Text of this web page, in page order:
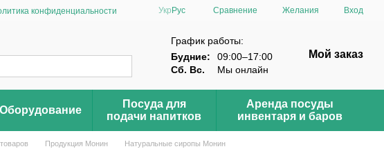
конфиденциальности
Укр Рус Сравнение Желания Вход
График работы:
Будние:
09:00–17:00
Сб. Вс.
Мы онлайн
Мой заказ
Оборудование
Посуда для
подачи напитков
Аренда посуды
инвентаря и баров
Продукция Монин Натуральные сиропы Монин